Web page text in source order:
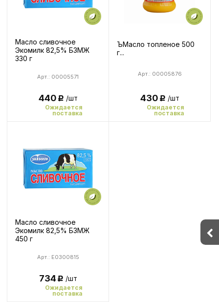
Масло сливочное
Экомилк 82,5% БЗМЖ
330 г
Арт.: 00005571
440Р /шт
Ожидается
поставка
ЪМасло топленое 500
г...
Арт.: 00005876
430Р /шт
Ожидается
поставка
Масло сливочное
Экомилк 82,5% БЗМЖ
450 г
Арт.: E0300815
734Р /шт
Ожидается
поставка